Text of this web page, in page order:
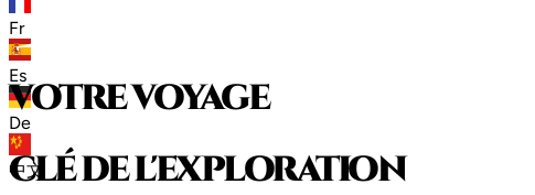
Fr
Es
De
中文
votre voyage
clé de l'exploration